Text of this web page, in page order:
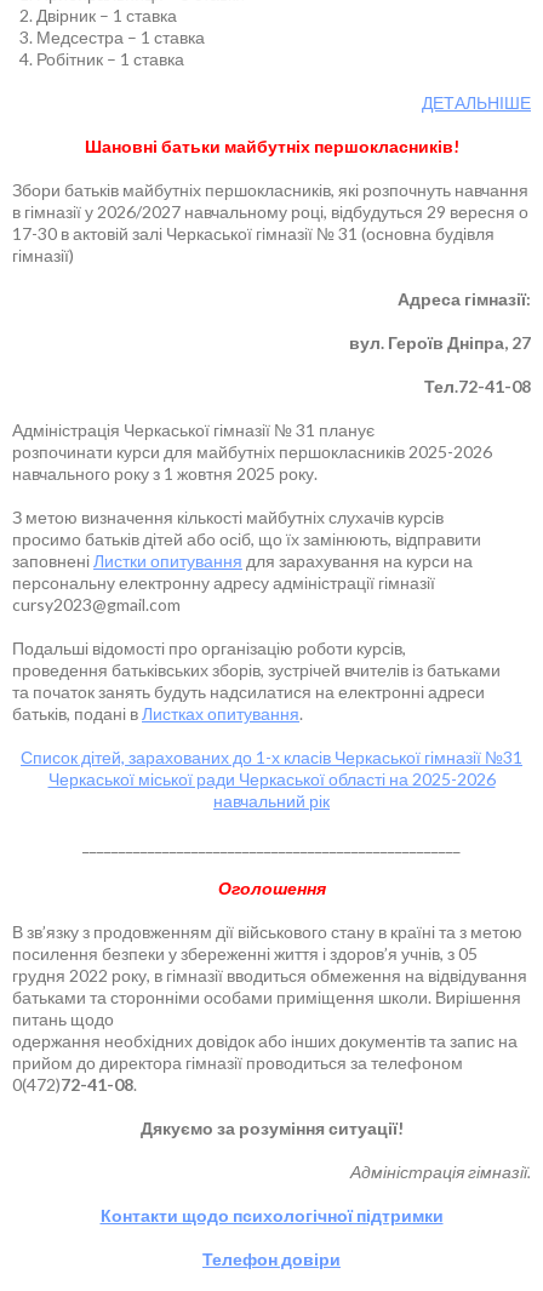
Двірник – 1 ставка
Медсестра – 1 ставка
Робітник – 1 ставка
ДЕТАЛЬНІШЕ
Шановні батьки майбутніх першокласників!
Збори батьків майбутніх першокласників, які розпочнуть навчання
в гімназії у 2026/2027 навчальному році, відбудуться 29 вересня о
17-30 в актовій залі Черкаської гімназії № 31 (основна будівля
гімназії)
Адреса гімназії:
вул. Героїв Дніпра, 27
Тел.72-41-08
Адміністрація Черкаської гімназії № 31 планує
розпочинати курси для майбутніх першокласників 2025-2026
навчального року з 1 жовтня 2025 року.
З метою визначення кількості майбутніх слухачів курсів
просимо батьків дітей або осіб, що їх замінюють, відправити
заповнені Листки опитування для зарахування на курси на
персональну електронну адресу адміністрації гімназії
cursy2023@gmail.com
Подальші відомості про організацію роботи курсів,
проведення батьківських зборів, зустрічей вчителів із батьками
та початок занять будуть надсилатися на електронні адреси
батьків, подані в Листках опитування.
Список дітей, зарахованих до 1-х класів Черкаської гімназії №31
Черкаської міської ради Черкаської області на 2025-2026
навчальний рік
Оголошення
В зв’язку з продовженням дії військового стану в країні та з метою
посилення безпеки у збереженні життя і здоров’я учнів, з 05
грудня 2022 року, в гімназії вводиться обмеження на відвідування
батьками та сторонніми особами приміщення школи. Вирішення
питань щодо
одержання необхідних довідок або інших документів та запис на
прийом до директора гімназії проводиться за телефоном
0(472)72-41-08.
Дякуємо за розуміння ситуації!
Адміністрація гімназії.
Контакти щодо психологічної підтримки
Телефон довіри